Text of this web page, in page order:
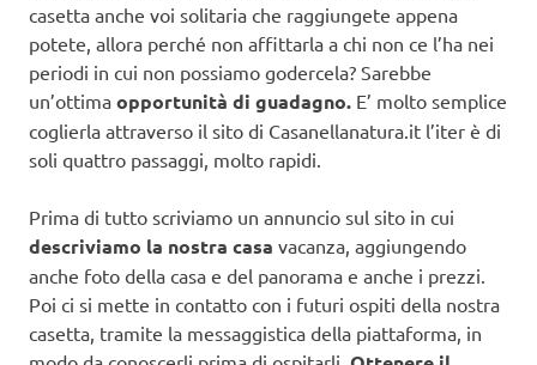
casetta anche voi solitaria che raggiungete appena
potete, allora perché non affittarla a chi non ce l’ha nei
periodi in cui non possiamo godercela? Sarebbe
un’ottima opportunità di guadagno. E’ molto semplice
coglierla attraverso il sito di Casanellanatura.it l’iter è di
soli quattro passaggi, molto rapidi.
Prima di tutto scriviamo un annuncio sul sito in cui
descriviamo la nostra casa vacanza, aggiungendo
anche foto della casa e del panorama e anche i prezzi.
Poi ci si mette in contatto con i futuri ospiti della nostra
casetta, tramite la messaggistica della piattaforma, in